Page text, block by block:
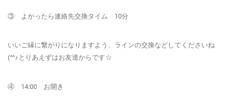
③ よかったら連絡先交換タイム 10分
いいご縁に繋がりになりますよう、ラインの交換などしてくださいね
(^^♪とりあえずはお友達からです☆
④ 14:00 お開き